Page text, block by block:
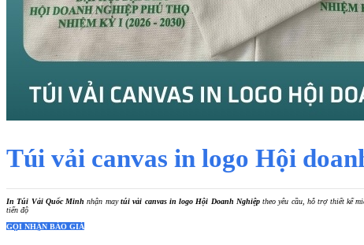
Túi vải canvas in logo Hội
In Túi Vải Quốc Minh nhận maytúi vải canvas in logo Hội Doanh Nghiệptheo yêu cầu, hỗ trợ thiết kế
tiến độ
GỌI NHẬN BÁO GIÁ